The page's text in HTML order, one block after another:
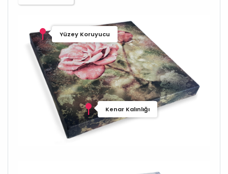
Yüzey Koruyucu
Kenar Kalınlığı